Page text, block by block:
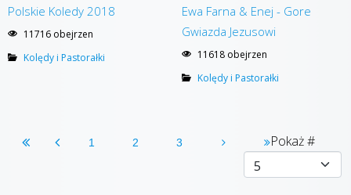
Polskie Koledy 2018
11716 obejrzen
Kolędy i Pastorałki
Ewa Farna & Enej - Gore
Gwiazda Jezusowi
11618 obejrzen
Kolędy i Pastorałki
Pokaż #
1 2 3